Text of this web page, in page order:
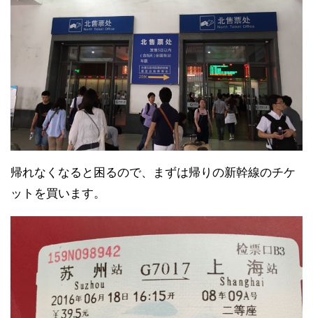
帰れなくなると困るので、まずは帰りの新幹線のチケ
ットを買います。